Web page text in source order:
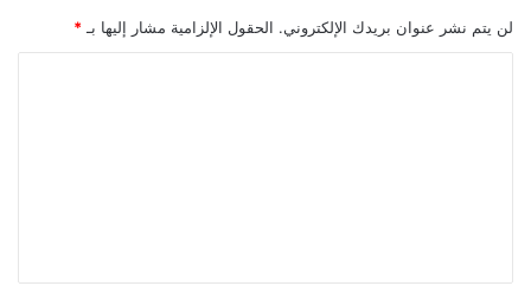
لن يتم نشر عنوان بريدك الإلكتروني. الحقول الإلزامية مشار إليها بـ *
ق